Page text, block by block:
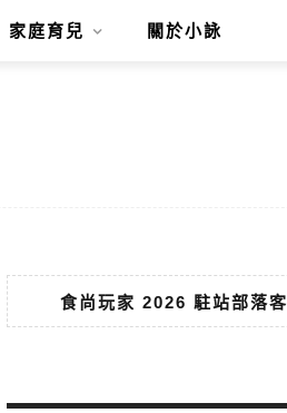
家庭育兒 關於小詠
食尚玩家 2026 駐站部落客